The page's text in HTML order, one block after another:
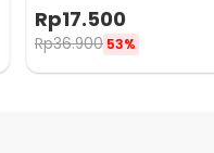
1536
Rp17.500
Rp36.900 53%